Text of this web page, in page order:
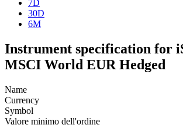
7D
30D
6M
Instrument specification for
MSCI World EUR Hedged
Name
Currency
Symbol
Valore minimo dell'ordine